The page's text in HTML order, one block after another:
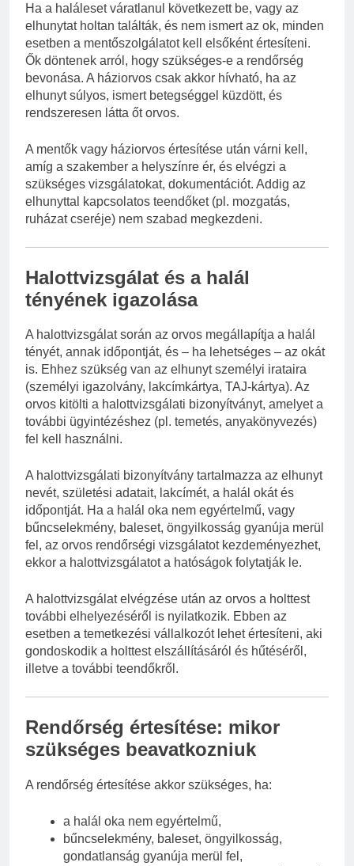
Ha a haláleset váratlanul következett be, vagy az
elhunytat holtan találták, és nem ismert az ok, minden
esetben a mentőszolgálatot kell elsőként értesíteni.
Ők döntenek arról, hogy szükséges-e a rendőrség
bevonása. A háziorvos csak akkor hívható, ha az
elhunyt súlyos, ismert betegséggel küzdött, és
rendszeresen látta őt orvos.
A mentők vagy háziorvos értesítése után várni kell,
amíg a szakember a helyszínre ér, és elvégzi a
szükséges vizsgálatokat, dokumentációt. Addig az
elhunyttal kapcsolatos teendőket (pl. mozgatás,
ruházat cseréje) nem szabad megkezdeni.
Halottvizsgálat és a halál
tényének igazolása
A halottvizsgálat során az orvos megállapítja a halál
tényét, annak időpontját, és – ha lehetséges – az okát
is. Ehhez szükség van az elhunyt személyi irataira
(személyi igazolvány, lakcímkártya, TAJ-kártya). Az
orvos kitölti a halottvizsgálati bizonyítványt, amelyet a
további ügyintézéshez (pl. temetés, anyakönyvezés)
fel kell használni.
A halottvizsgálati bizonyítvány tartalmazza az elhunyt
nevét, születési adatait, lakcímét, a halál okát és
időpontját. Ha a halál oka nem egyértelmű, vagy
bűncselekmény, baleset, öngyilkosság gyanúja merül
fel, az orvos rendőrségi vizsgálatot kezdeményezhet,
ekkor a halottvizsgálatot a hatóságok folytatják le.
A halottvizsgálat elvégzése után az orvos a holttest
további elhelyezéséről is nyilatkozik. Ebben az
esetben a temetkezési vállalkozót lehet értesíteni, aki
gondoskodik a holttest elszállításáról és hűtéséről,
illetve a további teendőkről.
Rendőrség értesítése: mikor
szükséges beavatkozniuk
A rendőrség értesítése akkor szükséges, ha:
a halál oka nem egyértelmű,
bűncselekmény, baleset, öngyilkosság,
gondatlanság gyanúja merül fel,